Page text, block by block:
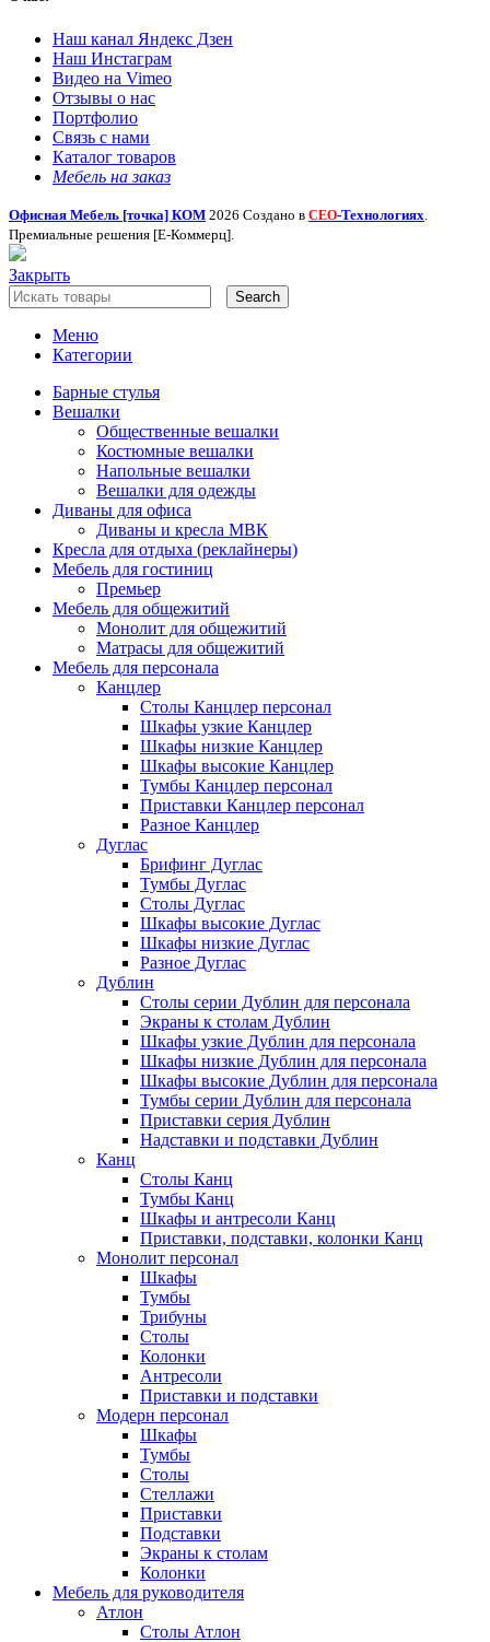
Наш канал Яндекс Дзен
Наш Инстаграм
Видео на Vimeo
Отзывы о нас
Портфолио
Связь с нами
Каталог товаров
Мебель на заказ
Офисная Мебель [точка] КОМ 2026 Создано в СЕО-Технологиях.
Премиальные решения [Е-Коммерц].
Закрыть
Search
Меню
Категории
Барные стулья
Вешалки
Общественные вешалки
Костюмные вешалки
Напольные вешалки
Вешалки для одежды
Диваны для офиса
Диваны и кресла МВК
Кресла для отдыха (реклайнеры)
Мебель для гостиниц
Премьер
Мебель для общежитий
Монолит для общежитий
Матрасы для общежитий
Мебель для персонала
Канцлер
Столы Канцлер персонал
Шкафы узкие Канцлер
Шкафы низкие Канцлер
Шкафы высокие Канцлер
Тумбы Канцлер персонал
Приставки Канцлер персонал
Разное Канцлер
Дуглас
Брифинг Дуглас
Тумбы Дуглас
Столы Дуглас
Шкафы высокие Дуглас
Шкафы низкие Дуглас
Разное Дуглас
Дублин
Столы серии Дублин для персонала
Экраны к столам Дублин
Шкафы узкие Дублин для персонала
Шкафы низкие Дублин для персонала
Шкафы высокие Дублин для персонала
Тумбы серии Дублин для персонала
Приставки серия Дублин
Надставки и подставки Дублин
Канц
Столы Канц
Тумбы Канц
Шкафы и антресоли Канц
Приставки, подставки, колонки Канц
Монолит персонал
Шкафы
Тумбы
Трибуны
Столы
Колонки
Антресоли
Приставки и подставки
Модерн персонал
Шкафы
Тумбы
Столы
Стеллажи
Приставки
Подставки
Экраны к столам
Колонки
Мебель для руководителя
Атлон
Столы Атлон